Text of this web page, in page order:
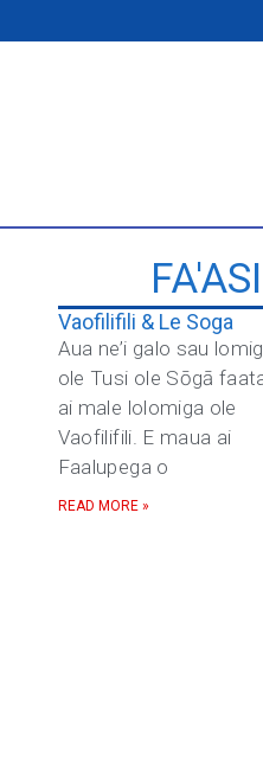
Vaofilifili & Le Soga
Aua ne’i galo sau
ole Tusi ole Sōgā
ai male lolomiga ole
Vaofilifili. E maua ai
Faalupega o
READ MORE »